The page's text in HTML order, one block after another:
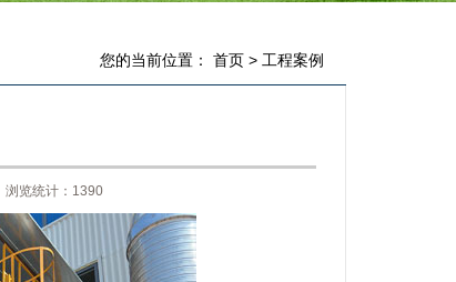
您的当前位置： 首页> 工程案例
览统计：1390